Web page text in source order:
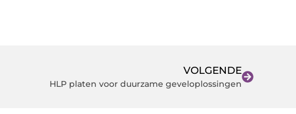
VOLGENDE
HLP platen voor duurzame geveloplossingen